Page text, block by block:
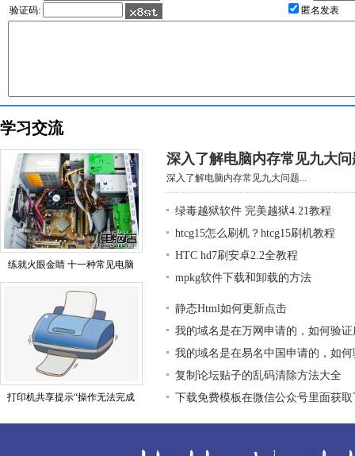
验证码:
匿名发表
学习交流
练就火眼金睛 十一种常见电脑
打印机共享提示“操作无法完成
深入了解电脑内存常见九大问
深入了解电脑内存常见九大问题...
绿毒越狱软件 完美越狱4.21教程
htcg15怎么刷机？htcg15刷机教程
HTC hd7刷安卓2.2全教程
mpkg软件下载和卸载的方法
静态Html如何更新点击
我的域名是在万网申请的，如何验
我的域名是在易名中国申请的，如
复制论坛贴子的乱码清除方法大全
下载免费模板在微信公众号里面获